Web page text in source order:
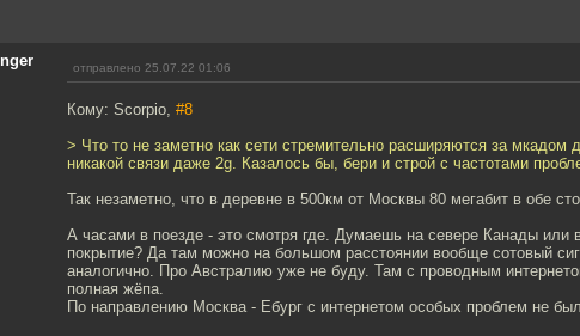
отправлено 25.07.22 01:06
Кому: Scorpio, #8
> Что то не заметно как сети стремительно расширяются за мкадом
никакой связи даже 2g. Казалось бы, бери и строй с частотами
Так незаметно, что в деревне в 500км от Москвы 80 мегабит в обе
А часами в поезде - это смотря где. Думаешь на севере Канады или
покрытие? Да там можно на большом расстоянии вообще сотовый
аналогично. Про Австралию уже не буду. Там с проводным
полная жёпа.
По направлению Москва - Ебург с интернетом особых проблем не